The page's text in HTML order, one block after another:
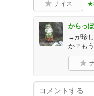
ナイス
からっ
→が珍し
か？も